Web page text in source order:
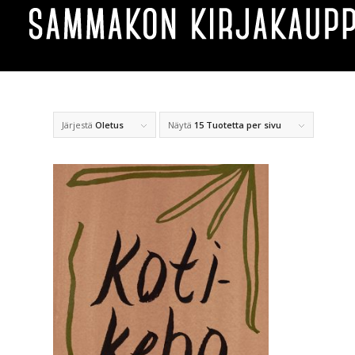
Järjestä Oletus Näytä 15 Tuotetta per sivu